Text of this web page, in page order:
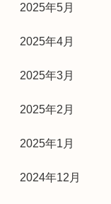
2025年5月
2025年4月
2025年3月
2025年2月
2025年1月
2024年12月